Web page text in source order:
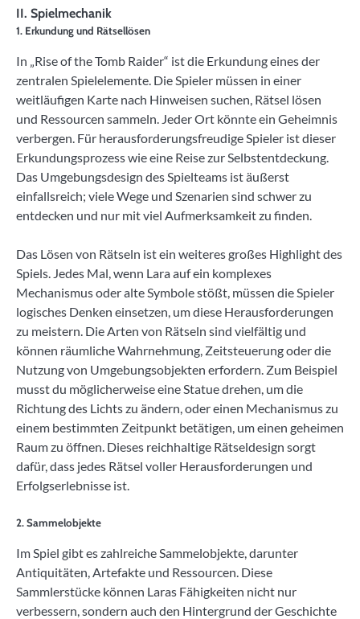
II. Spielmechanik
1. Erkundung und Rätsellösen
In „Rise of the Tomb Raider“ ist die Erkundung eines der
zentralen Spielelemente. Die Spieler müssen in einer
weitläufigen Karte nach Hinweisen suchen, Rätsel lösen
und Ressourcen sammeln. Jeder Ort könnte ein Geheimnis
verbergen. Für herausforderungsfreudige Spieler ist dieser
Erkundungsprozess wie eine Reise zur Selbstentdeckung.
Das Umgebungsdesign des Spielteams ist äußerst
einfallsreich; viele Wege und Szenarien sind schwer zu
entdecken und nur mit viel Aufmerksamkeit zu finden.
Das Lösen von Rätseln ist ein weiteres großes Highlight des
Spiels. Jedes Mal, wenn Lara auf ein komplexes
Mechanismus oder alte Symbole stößt, müssen die Spieler
logisches Denken einsetzen, um diese Herausforderungen
zu meistern. Die Arten von Rätseln sind vielfältig und
können räumliche Wahrnehmung, Zeitsteuerung oder die
Nutzung von Umgebungsobjekten erfordern. Zum Beispiel
musst du möglicherweise eine Statue drehen, um die
Richtung des Lichts zu ändern, oder einen Mechanismus zu
einem bestimmten Zeitpunkt betätigen, um einen geheimen
Raum zu öffnen. Dieses reichhaltige Rätseldesign sorgt
dafür, dass jedes Rätsel voller Herausforderungen und
Erfolgserlebnisse ist.
2. Sammelobjekte
Im Spiel gibt es zahlreiche Sammelobjekte, darunter
Antiquitäten, Artefakte und Ressourcen. Diese
Sammlerstücke können Laras Fähigkeiten nicht nur
verbessern, sondern auch den Hintergrund der Geschichte